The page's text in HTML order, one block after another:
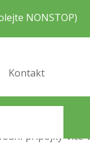
NONSTOP)
Kontaktse používá
se používá
přípojky více